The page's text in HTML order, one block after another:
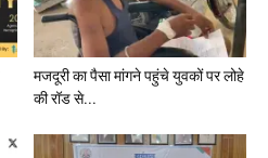
मजदूरी का पैसा मांगने पहुंचे युवकों पर लोहे
की रॉड से...